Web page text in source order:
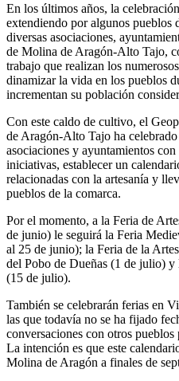
En los últimos años, la
extendiendo por algunos pueblos
diversas asociaciones,
de Molina de Aragón-Alto Tajo,
trabajo que realizan los
dinamizar la vida en los pueblos
incrementan su población
Con este caldo de cultivo, el
de Aragón-Alto Tajo ha
asociaciones y ayuntamientos
iniciativas, establecer un
relacionadas con la artesanía y
pueblos de la comarca.
Por el momento, a la Feria de
de junio) le seguirá la Feria
al 25 de junio); la Feria de la
del Pobo de Dueñas (1 de julio) y
(15 de julio).
También se celebrarán ferias en
las que todavía no se ha fijado
conversaciones con otros
La intención es que este
Molina de Aragón a finales de